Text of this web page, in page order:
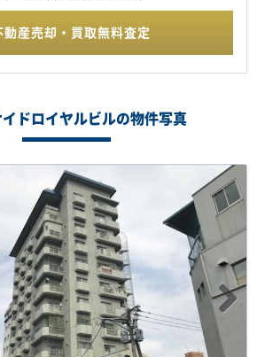
動産売却・買取無料査定
イドロイヤルビルの物件写真
Next